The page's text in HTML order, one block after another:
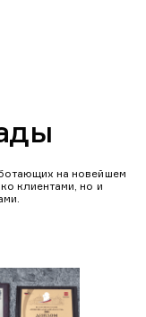
на новейшем
клиентами, но и